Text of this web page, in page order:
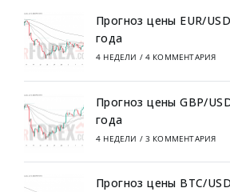
Прогноз цены EUR/
года
4 НЕДЕЛИ / 4 КОММЕНТАРИЯ
Прогноз цены GBP/
года
4 НЕДЕЛИ / 3 КОММЕНТАРИЯ
Прогноз цены BTC/